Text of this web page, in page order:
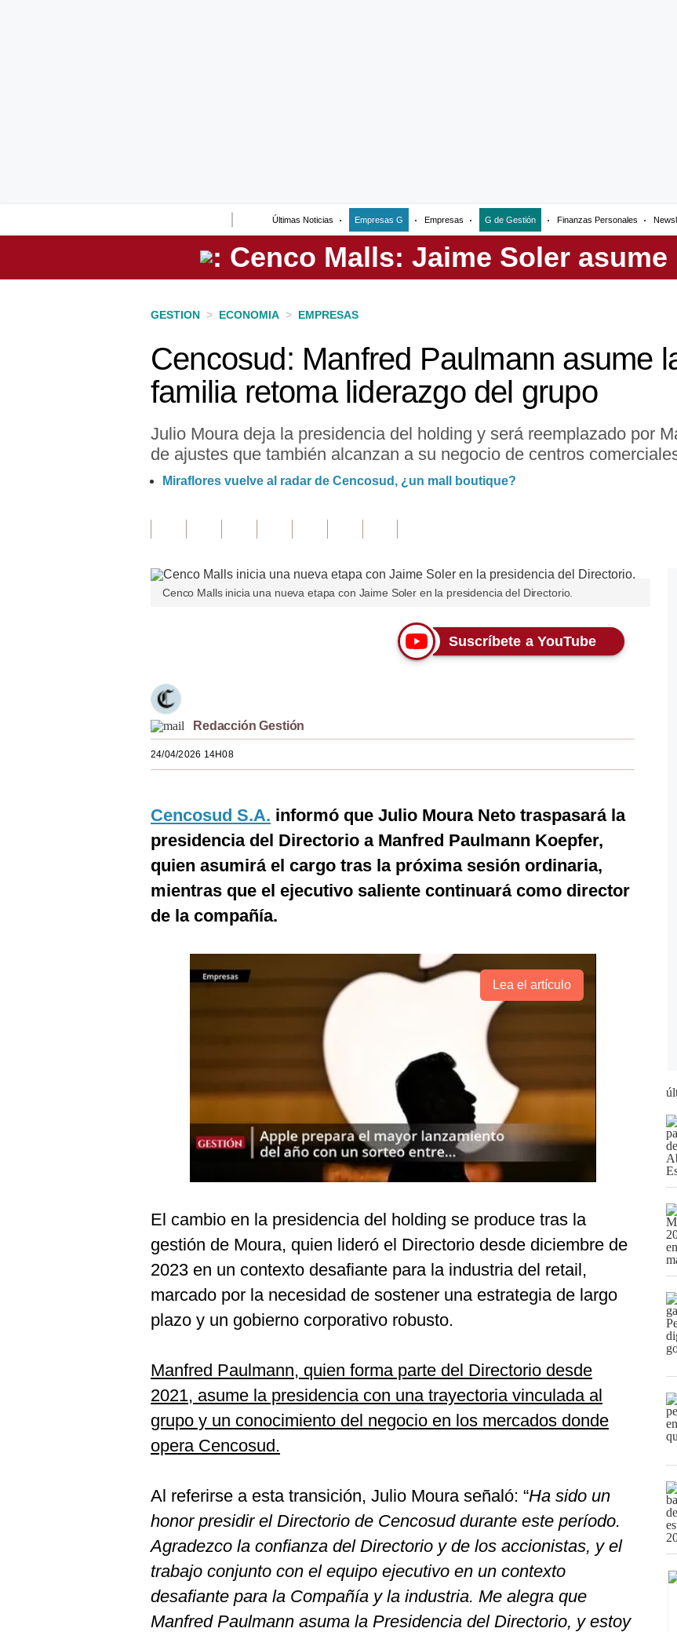
Últimas Noticias Empresas G Empresas G de Gestión Finanzas Personales
Perú
GESTION > ECONOMIA > EMPRESAS
Cencosud: Manfred Paulmann asume
familia retoma liderazgo del grupo
Julio Moura deja la presidencia del holding y será reemplazado por
de ajustes que también alcanzan a su negocio de centros
Miraflores vuelve al radar de Cencosud, ¿un mall boutique?
Cenco Malls inicia una nueva etapa con Jaime Soler en la presidencia del Directorio.
Suscríbete a YouTube
Redacción Gestión
24/04/2026 14H08
Cencosud S.A. informó que Julio Moura Neto traspasará la
presidencia del Directorio a Manfred Paulmann Koepfer,
quien asumirá el cargo tras la próxima sesión ordinaria,
mientras que el ejecutivo saliente continuará como director
de la compañía.
Lea el artículo
El cambio en la presidencia del holding se produce tras la
gestión de Moura, quien lideró el Directorio desde diciembre de
2023 en un contexto desafiante para la industria del retail,
marcado por la necesidad de sostener una estrategia de largo
plazo y un gobierno corporativo robusto.
Manfred Paulmann, quien forma parte del Directorio desde
2021, asume la presidencia con una trayectoria vinculada al
grupo y un conocimiento del negocio en los mercados donde
opera Cencosud.
Al referirse a esta transición, Julio Moura señaló: “Ha sido un
honor presidir el Directorio de Cencosud durante este período.
Agradezco la confianza del Directorio y de los accionistas, y el
trabajo conjunto con el equipo ejecutivo en un contexto
desafiante para la Compañía y la industria. Me alegra que
Manfred Paulmann asuma la Presidencia del Directorio, y estoy